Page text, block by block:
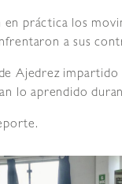
práctica los
a sus
Ajedrez
lo aprendido